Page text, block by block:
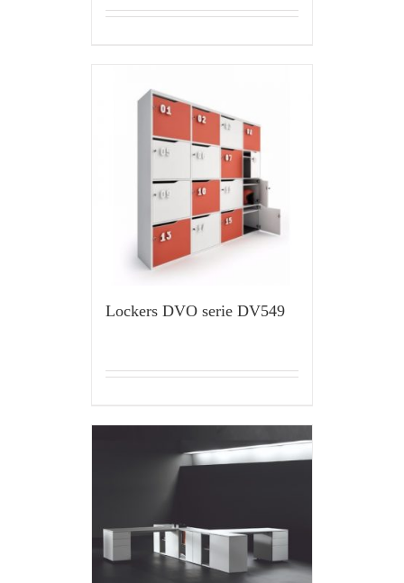
Lockers DVO serie DV549